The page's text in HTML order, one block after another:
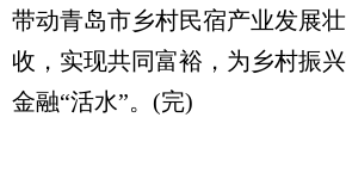
带动青岛市乡村民宿产业发展
收，实现共同富裕，为乡村振
金融“活水”。(完)